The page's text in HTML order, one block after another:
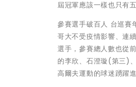
屆冠軍應該一樣也只有
參賽選手破百人 台巡賽
哥大不受疫情影響、連
選手，參賽總人數也從
的李欣、石澄璇(第三)
高爾夫運動的球迷踴躍